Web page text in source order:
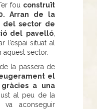
fou construït
Arran de la
del sector de
del pavelló
l’espai situat al
aquest sector.
la passera de
el
a una
al peu de la
aconseguir